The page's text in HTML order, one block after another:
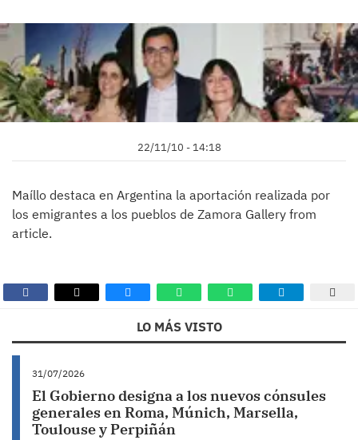
22/11/10 - 14:18
Maíllo destaca en Argentina la aportación realizada por
los emigrantes a los pueblos de Zamora Gallery from
article.
LO MÁS VISTO
31/07/2026
El Gobierno designa a los nuevos cónsules
generales en Roma, Múnich, Marsella,
Toulouse y Perpiñán